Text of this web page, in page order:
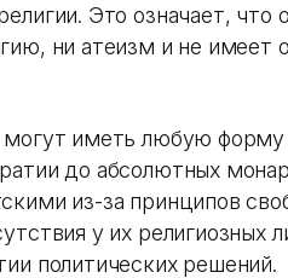
Это означает, что
ни атеизм и не имеет
могут иметь любую форму
до абсолютных
из-за принципов
у их религиозных
политических решений.